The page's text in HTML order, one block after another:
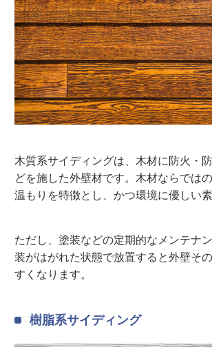
木質系サイディングは、木材に防火・
どを施した外壁材です。木材ならでは
温もりを特徴とし、かつ環境に優しい
ただし、塗装などの定期的なメンテナ
装がはがれた状態で放置すると外壁そ
すくなります。
樹脂系サイディング